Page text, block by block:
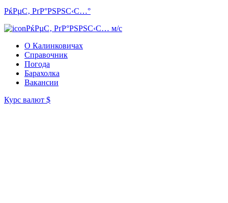
РќРµС‚ РґР°РЅРЅС‹С…°
РќРµС‚ РґР°РЅРЅС‹С… м/с
О Калинковичах
Справочник
Погода
Барахолка
Вакансии
Курс валют $